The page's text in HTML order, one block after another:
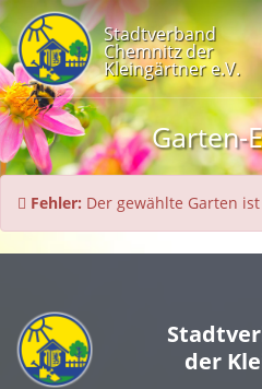
Stadtverband
Chemnitz der
Kleingärtner e.V.
Garten-
Fehler: Der gewählte Garten
der